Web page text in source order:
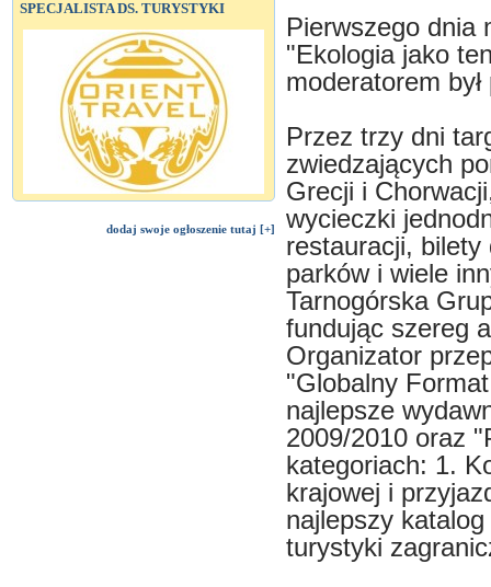
SPECJALISTA DS. TURYSTYKI
dodaj swoje ogłoszenie tutaj [+]
Pierwszego dnia
"Ekologia jako
moderatorem
Przez trzy dni
zwiedzających
Grecji i
wycieczki
restauracji,
parków i wiele
Tarnogórska
fundując szereg
Organizator
"Globalny
najlepsze
2009/2010 oraz
kategoriach: 1.
krajowej i
najlepszy
turystyki